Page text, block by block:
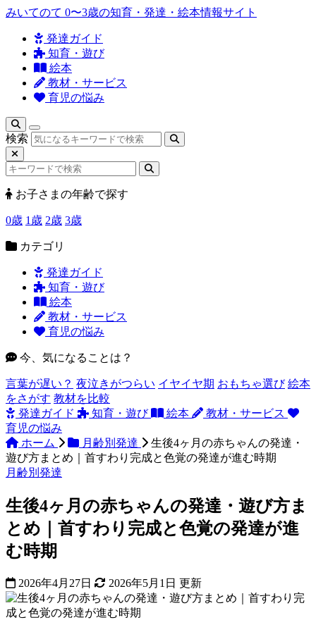
みいてのて 0〜3歳の知育・発達・絵本情報サイト
発達ガイド
知育・遊び
絵本
教材・サービス
育児の悩み
検索
お子さまの年齢で探す
0歳 1歳 2歳 3歳
カテゴリ
発達ガイド
知育・遊び
絵本
教材・サービス
育児の悩み
今、気になることは？
言葉が遅い？ 夜泣きがつらい イヤイヤ期 おもちゃ選び 絵本
をさがす 教材を比較
発達ガイド
知育・遊び 絵本
教材・サービス
育児の悩み
ホーム
月齢別発達
生後4ヶ月の赤ちゃんの発達・
遊び方まとめ｜首すわり完成と色覚の発達が進む時期
月齢別発達
生後4ヶ月の赤ちゃんの発達・遊び方ま
とめ｜首すわり完成と色覚の発達が進
む時期
2026年4月27日 2026年5月1日 更新